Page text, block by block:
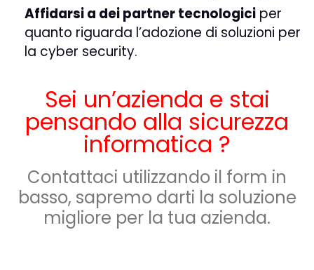
Affidarsi a dei partner tecnologici per
quanto riguarda l’adozione di soluzioni per
la cyber security.
Sei un’azienda e stai
pensando alla sicurezza
informatica ?
Contattaci utilizzando il form in
basso, sapremo darti la soluzione
migliore per la tua azienda.